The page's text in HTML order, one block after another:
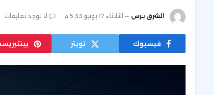
الشرق برس الثلاثاء 17 يونيو 5:33 م لا توجد تعليقات
فيسبوك تويتر